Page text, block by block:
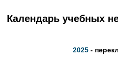
Календарь учебных
2025-